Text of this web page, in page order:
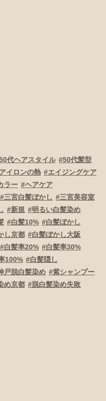
代ヘアスタイル
50代髪型
アイロンの熱
エイジングケア
ラー
ヘアケア
三宮白髪ぼかし
三宮美容室
新規
明るい白髪染め
白髪10%
白髪ぼかし
し京都
白髪ぼかし大阪
白髪率20%
白髪率30%
100%
白髪隠し
戸脱白髪染め
紫シャンプー
め京都
脱白髪染め失敗